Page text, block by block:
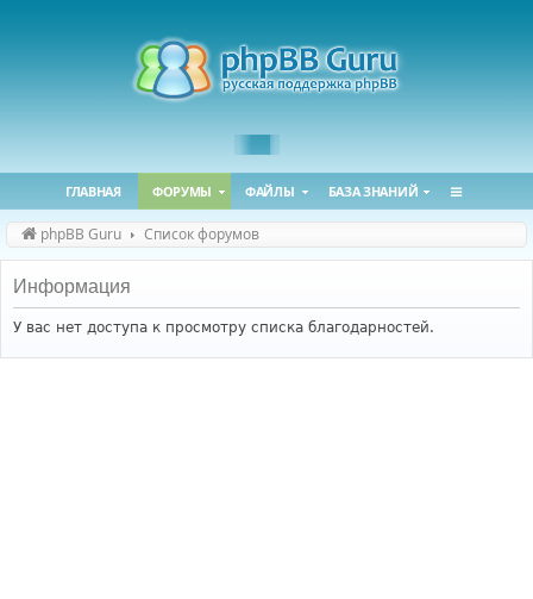
ГЛАВНАЯ ФОРУМЫ ФАЙЛЫ БАЗА ЗНАНИЙ
phpBB Guru Список форумов
Информация
У вас нет доступа к просмотру списка благодарностей.